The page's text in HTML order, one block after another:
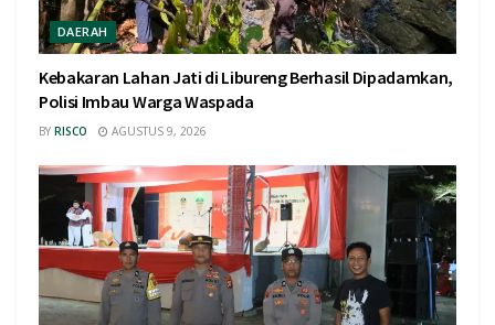
DAERAH
Kebakaran Lahan Jati di Libureng Berhasil Dipadamkan,
Polisi Imbau Warga Waspada
BY RISCO AGUSTUS 9, 2026